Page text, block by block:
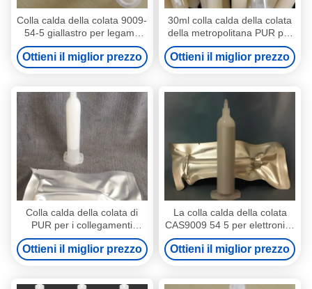
Colla calda della colata 9009-
54-5 giallastro per legame
della macchina fotografica di
Smartphone di elettronica
Ottieni il miglior prezzo
30ml colla calda della colata
della metropolitana PUR per
il telefono cellulare della
lamina di metallo di
elettronica
Ottieni il miglior prezzo
Colla calda della colata di
PUR per i collegamenti
elettrici Front Screen
Bonding della colla calda di
elettronica
Ottieni il miglior prezzo
La colla calda della colata
CAS9009 54 5 per elettronica
PUR ha basato la
metropolitana calda
dell'adesivo 30ml della colata
Ottieni il miglior prezzo